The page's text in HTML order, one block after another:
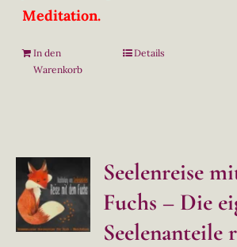
Meditation.
In den
Warenkorb
Details
Seelenreise
Fuchs – Die
Seelenanteile